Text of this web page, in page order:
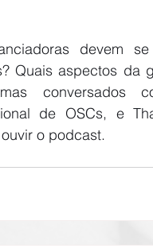
devem
Quais aspectos da
conversados
de OSCs, e
o podcast.